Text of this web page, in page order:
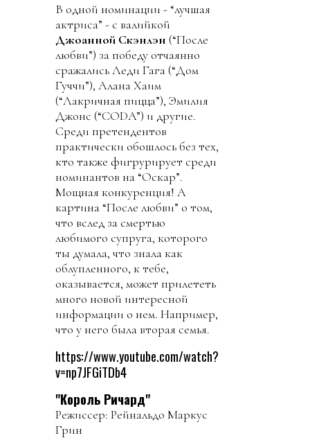
В одной номинации - “лучшая
актриса” - с валийкой
Джоанной Скэнлэн (“После
любви”) за победу отчаянно
сражались Леди Гага (“Дом
Гуччи”), Алана Хаим
(“Лакричная пицца”), Эмилия
Джонс (“CODA”) и другие.
Среди претендентов
практически обошлось без тех,
кто также фигрурирует среди
номинантов на “Оскар”.
Мощная конкуренция! А
картина “После любви” о том,
что вслед за смертью
любимого супруга, которого
ты думала, что знала как
облупленного, к тебе,
оказывается, может прилететь
много новой интересной
информации о нем. Например,
что у него была вторая семья.
https://www.youtube.com/watch?
v=np7JFGiTDb4
"Король Ричард"
Режиссер: Рейнальдо Маркус
Грин